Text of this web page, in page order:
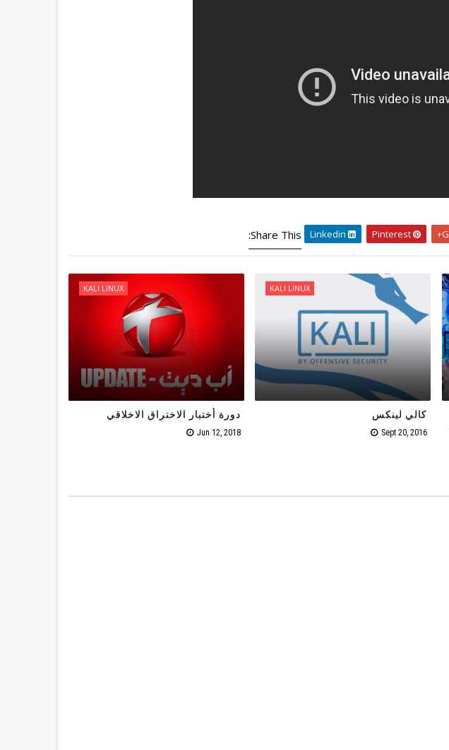
Share This:
KALI LINUX
دورة أختبار الاختراق الاخلاقي
Jun 12, 2018
KALI LINUX
كالي لينكس
Sept 20, 2016